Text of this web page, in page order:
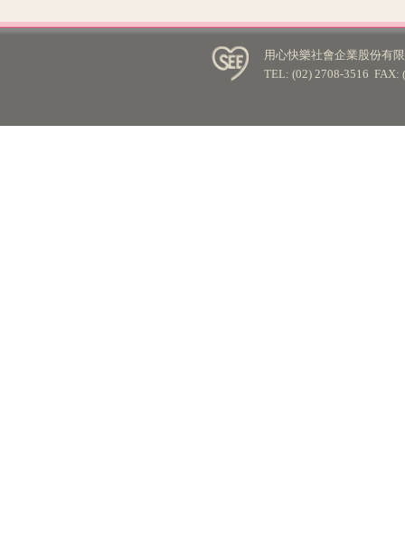
用心快樂社會企業股份有
TEL: (02) 2708-3516